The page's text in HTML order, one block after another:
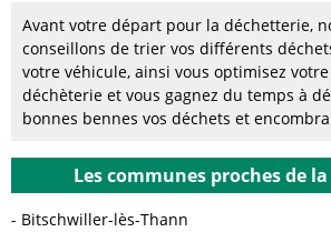
Avant votre départ pour la déchetterie,
conseillons de trier vos différents
votre véhicule, ainsi vous optimisez
déchèterie et vous gagnez du temps à
bonnes bennes vos déchets et
Les communes proches de
Bitschwiller-lès-Thann